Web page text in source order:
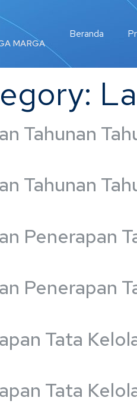
MARGA
Beranda
Tahunan
Tahunan
Penerapan
Penerapan
Tata
Tata